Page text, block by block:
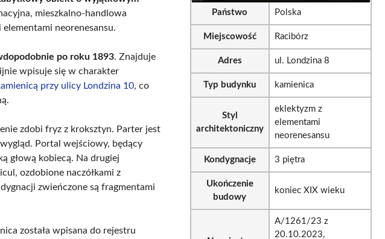
mieszkalno-handlowa
neorenesansu.
po roku 1893. Znajduje
wpisuje się w charakter
przy ulicy Londzina 10, co
zdobi fryz z kroksztyn. Parter jest
Portal wejściowy, będący
głową kobiecą. Na drugiej
ozdobione naczółkami z
zwieńczone są fragmentami
została wpisana do rejestru
Państwo Polska
Miejscowość Racibórz
Adres ul. Londzina 8
Typ budynku kamienica
Styl
architektoniczny
eklektyzm z
elementami
neorenesansu
Kondygnacje 3 piętra
Ukończenie
budowy
koniec XIX wieku
A/1261/23 z
20.10.2023,